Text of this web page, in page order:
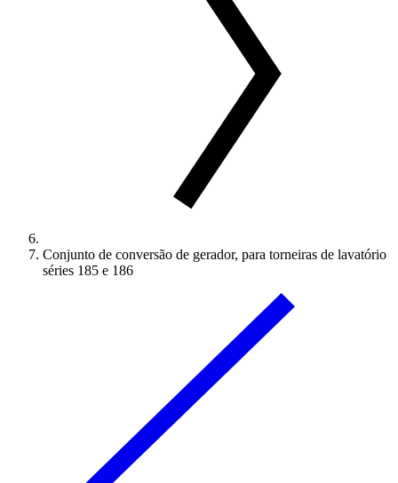
Conjunto de conversão de gerador, para torneiras de lavatório
séries 185 e 186